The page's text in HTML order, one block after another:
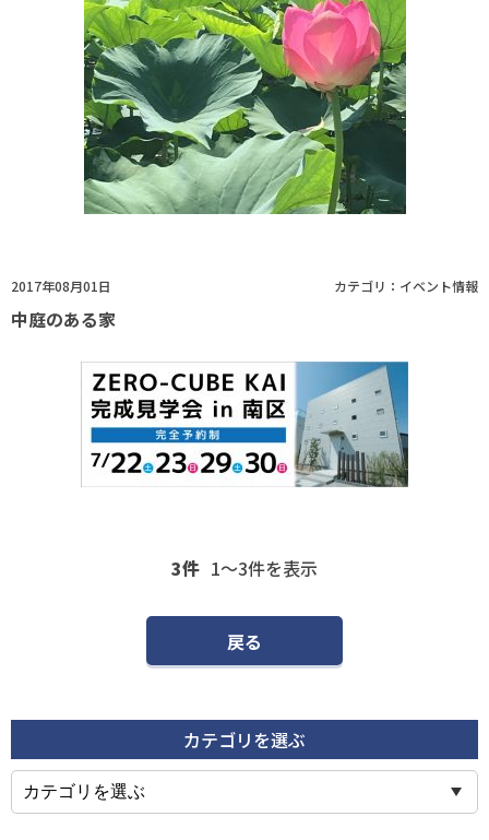
2017年08月01日 カテゴリ： イベント情報
中庭のある家
3件 1〜3件を表示
戻る
カテゴリを選ぶ